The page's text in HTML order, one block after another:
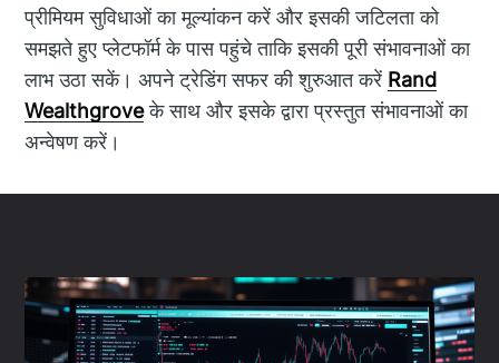
प्रीमियम सुविधाओं का मूल्यांकन करें और इसकी जटिलता को
समझते हुए प्लेटफॉर्म के पास पहुंचे ताकि इसकी पूरी संभावनाओं का
लाभ उठा सकें। अपने ट्रेडिंग सफर की शुरुआत करें Rand
Wealthgroveके साथ और इसके द्वारा प्रस्तुत संभावनाओं का
अन्वेषण करें।